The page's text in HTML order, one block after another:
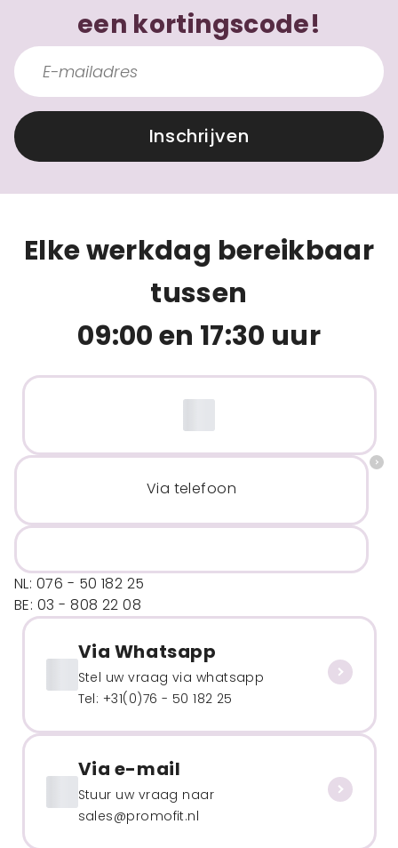
een kortingscode!
Inschrijven
Elke werkdag bereikbaar
tussen
09:00 en 17:30 uur
Via telefoon
NL: 076 - 50 182 25
BE: 03 - 808 22 08
Via Whatsapp
Stel uw vraag via whatsapp
Tel: +31(0)76 - 50 182 25
Via e-mail
Stuur uw vraag naar
sales@promofit.nl